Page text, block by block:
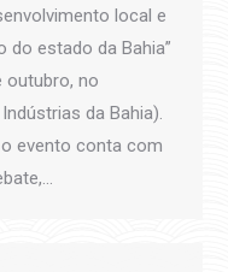
local e
estado da Bahia”
outubro, no
da Bahia).
o evento conta com